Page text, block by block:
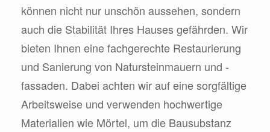
können nicht nur unschön aussehen, sondern
auch die Stabilität Ihres Hauses gefährden. Wir
bieten Ihnen eine fachgerechte Restaurierung
und Sanierung von Natursteinmauern und -
fassaden. Dabei achten wir auf eine sorgfältige
Arbeitsweise und verwenden hochwertige
Materialien wie Mörtel, um die Bausubstanz